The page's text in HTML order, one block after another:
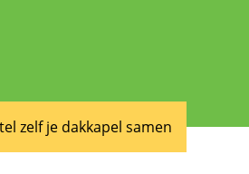
zelf je dakkapel samen